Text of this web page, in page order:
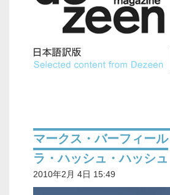
マークス・バーフィー
ラ・ハッシュ・ハッシュ
2010年2月 4日 15:49